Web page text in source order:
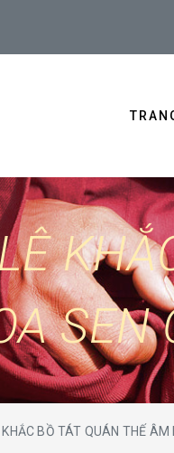
SEN
BỒ TÁT QUÁN THẾ